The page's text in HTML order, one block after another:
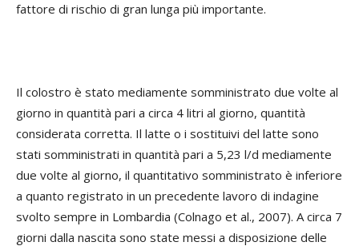
fattore di rischio di gran lunga più importante.
Il colostro è stato mediamente somministrato due volte al
giorno in quantità pari a circa 4 litri al giorno, quantità
considerata corretta. Il latte o i sostituivi del latte sono
stati somministrati in quantità pari a 5,23 l/d mediamente
due volte al giorno, il quantitativo somministrato è inferiore
a quanto registrato in un precedente lavoro di indagine
svolto sempre in Lombardia (Colnago et al., 2007). A circa 7
giorni dalla nascita sono state messi a disposizione delle